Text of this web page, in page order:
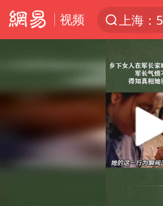
视频
上海有
白海豚